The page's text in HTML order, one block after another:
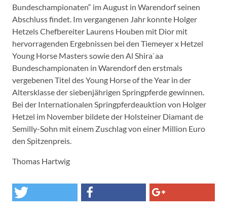
Bundeschampionaten“ im August in Warendorf seinen
Abschluss findet. Im vergangenen Jahr konnte Holger
Hetzels Chefbereiter Laurens Houben mit Dior mit
hervorragenden Ergebnissen bei den Tiemeyer x Hetzel
Young Horse Masters sowie den Al Shira`aa
Bundeschampionaten in Warendorf den erstmals
vergebenen Titel des Young Horse of the Year in der
Altersklasse der siebenjährigen Springpferde gewinnen.
Bei der Internationalen Springpferdeauktion von Holger
Hetzel im November bildete der Holsteiner Diamant de
Semilly-Sohn mit einem Zuschlag von einer Million Euro
den Spitzenpreis.
Thomas Hartwig